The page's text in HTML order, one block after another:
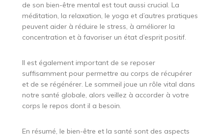
de son bien-être mental est tout aussi crucial. La
méditation, la relaxation, le yoga et d’autres pratiques
peuvent aider à réduire le stress, à améliorer la
concentration et à favoriser un état d’esprit positif.
Il est également important de se reposer
suffisamment pour permettre au corps de récupérer
et de se régénérer. Le sommeil joue un rôle vital dans
notre santé globale, alors veillez à accorder à votre
corps le repos dont il a besoin.
En résumé, le bien-être et la santé sont des aspects